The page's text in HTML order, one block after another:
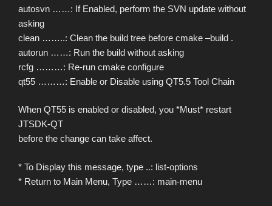
autosvn ……: If Enabled, perform the SVN update without
asking
clean ……..: Clean the build tree before cmake –build .
autorun ……: Run the build without asking
rcfg ………: Re-run cmake configure
qt55 ………: Enable or Disable using QT5.5 Tool Chain
When QT55 is enabled or disabled, you *Must* restart
JTSDK-QT
before the change can take affect.
* To Display this message, type ..: list-options
* Return to Main Menu, Type ……: main-menu